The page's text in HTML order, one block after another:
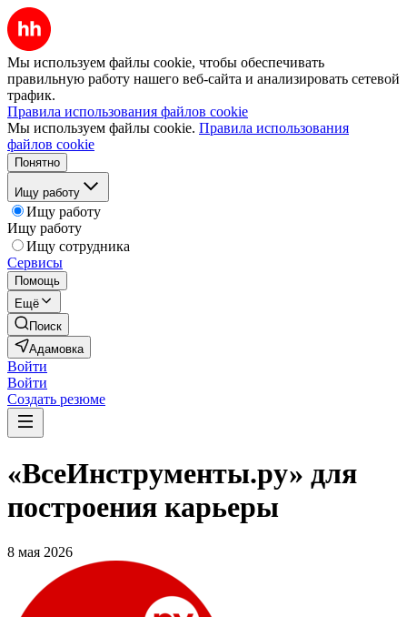
Мы используем файлы cookie, чтобы обеспечивать
правильную работу нашего веб-сайта и анализировать сетевой
трафик.
Правила использования файлов cookie
Мы используем файлы cookie. Правила использования
файлов cookie
Понятно
Ищу работу
Ищу работу
Ищу работу
Ищу сотрудника
Сервисы
Помощь
Ещё
Поиск
Адамовка
Войти
Войти
Создать резюме
«ВсеИнструменты.ру» для
построения карьеры
8 мая 2026